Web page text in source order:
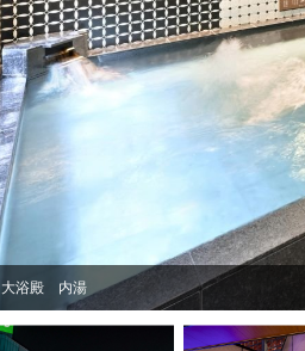
大浴殿 内湯